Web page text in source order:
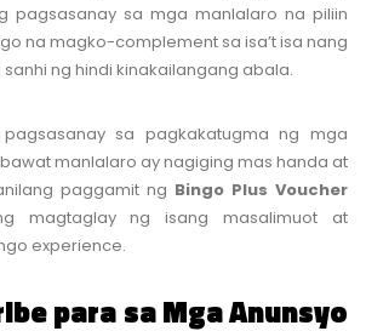
pagsasanay sa mga manlalaro na piliin
na magko-complement sa isa’t isa nang
ng hindi kinakailangang abala.
sa pagkakatugma ng mga
manlalaro ay nagiging mas handa at
paggamit ng Bingo Plus Voucher
magtaglay ng isang masalimuot at
experience.
para sa Mga Anunsyo